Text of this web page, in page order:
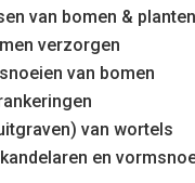
van bomen & planten
verzorgen
van bomen
van wortels
en